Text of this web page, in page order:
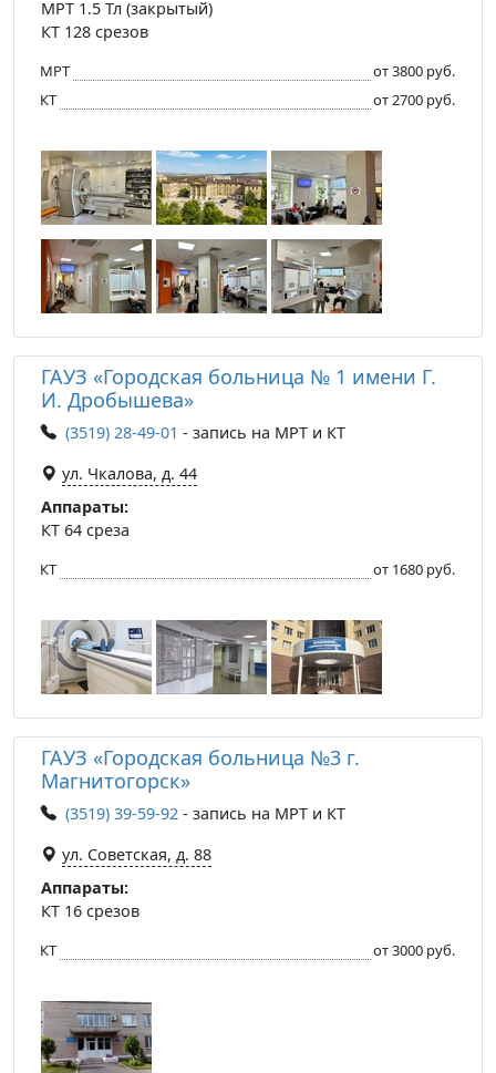
МРТ 1.5 Тл (закрытый)
КТ 128 срезов
МРТ
от 3800 руб.
КТ
от 2700 руб.
ГАУЗ «Городская больница № 1 имени Г.
И. Дробышева»
(3519) 28-49-01 - запись на МРТ и КТ
ул. Чкалова, д. 44
Аппараты:
КТ 64 среза
КТ от 1680 руб.
ГАУЗ «Городская больница №3 г.
Магнитогорск»
(3519) 39-59-92 - запись на МРТ и КТ
ул. Советская, д. 88
Аппараты:
КТ 16 срезов
КТ от 3000 руб.